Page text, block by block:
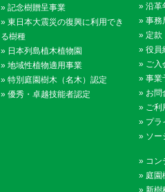
» 記念樹贈呈事業
» 東日本大震災の復興に利用でき
る樹種
» 日本列島植木植物園
» 地域性植物適用事業
» 特別庭園樹木（名木）認定
» 優秀・卓越技能者認定
» 沿革
» 事務
» 定款
» 役員
» ご入
» 事業
» お問
» ご利
» プラ
» ソー
» コン
» 庭園
» 新樹